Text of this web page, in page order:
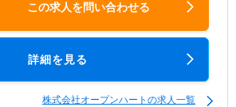
この求人を問い合わせる
詳細を見る
株式会社オープンハートの求人一覧